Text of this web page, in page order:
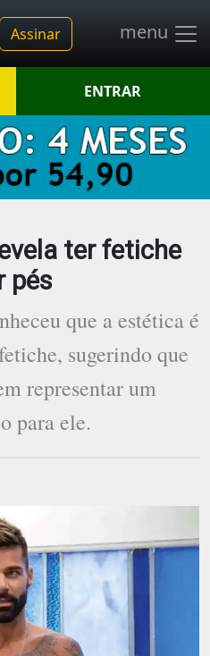
Assinar menu
ENTRAR
ter fetiche
pés
que a estética é
sugerindo que
representar um
para ele.